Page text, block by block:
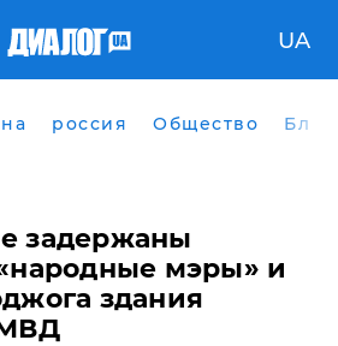
UA
россия Общество
задержаны
мэры» и
здания